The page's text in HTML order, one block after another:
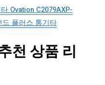
Ovation C2079AXP-
드 플러스 통기타
천 상품 리